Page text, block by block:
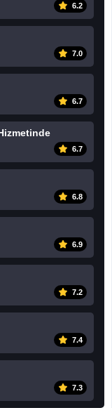
6.2
7.0
6.7
6.7
6.8
6.9
7.2
7.4
7.3